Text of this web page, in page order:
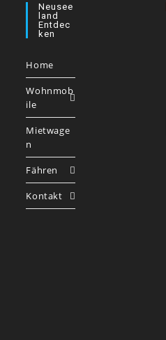
Neusee
Land
Entdec
Ken
Home
Wohnmob
ile
Mietwage
n
Fähren
Kontakt